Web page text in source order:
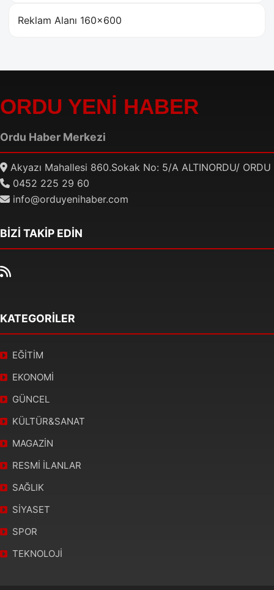
Reklam Alanı 160×600
ORDU YENİ HABER
Ordu Haber Merkezi
Akyazı Mahallesi 860.Sokak No: 5/A ALTINORDU/ ORDU
0452 225 29 60
info@orduyenihaber.com
BİZİ TAKİP EDİN
KATEGORİLER
EĞİTİM
EKONOMİ
GÜNCEL
KÜLTÜR&SANAT
MAGAZİN
RESMİ İLANLAR
SAĞLIK
SİYASET
SPOR
TEKNOLOJİ